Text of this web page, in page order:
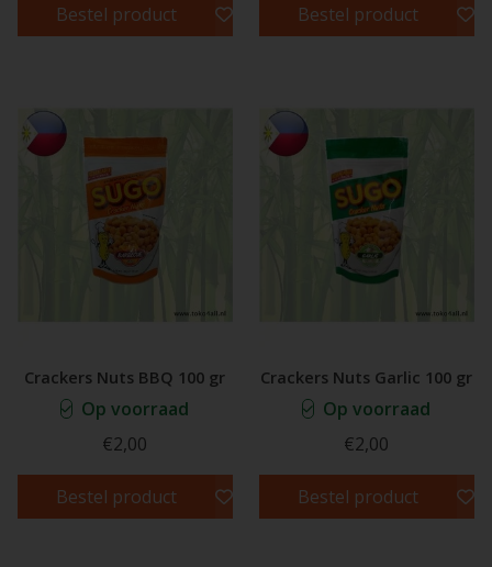
Bestel product Bestel product
Crackers Nuts BBQ 100 gr
Op voorraad
€2,00
Bestel product
Crackers Nuts Garlic 100 gr
Op voorraad
€2,00
Bestel product